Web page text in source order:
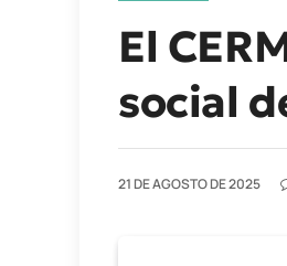
El
social
21 DE AGOSTO DE 2025